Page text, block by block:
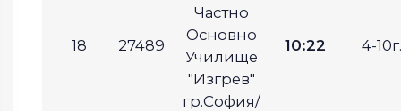
18 27489
Частно
Основно
Училище
"Изгрев"
гр.София/
10:22 4-10г.